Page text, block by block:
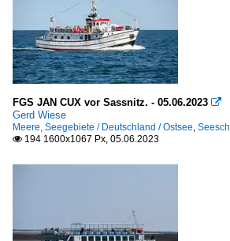
FGS JAN CUX vor Sassnitz. - 05.06.2023 
Gerd Wiese
Meere, Seegebiete / Deutschland / Ostsee
 194 1600x1067 Px, 05.06.2023